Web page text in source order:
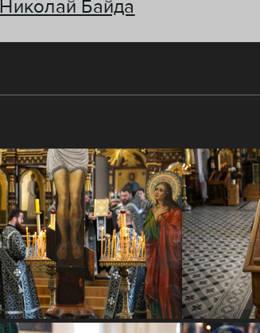
Николай Байда